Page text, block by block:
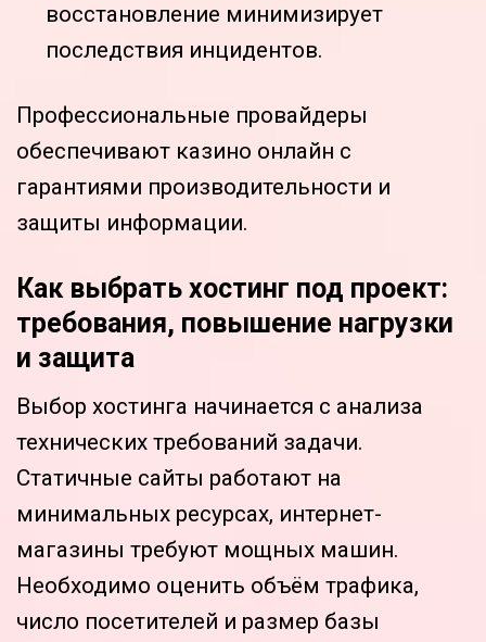
восстановление минимизирует
последствия инцидентов.
Профессиональные провайдеры
обеспечивают казино онлайн с
гарантиями производительности и
защиты информации.
Как выбрать хостинг под проект:
требования, повышение нагрузки
и защита
Выбор хостинга начинается с анализа
технических требований задачи.
Статичные сайты работают на
минимальных ресурсах, интернет-
магазины требуют мощных машин.
Необходимо оценить объём трафика,
число посетителей и размер базы